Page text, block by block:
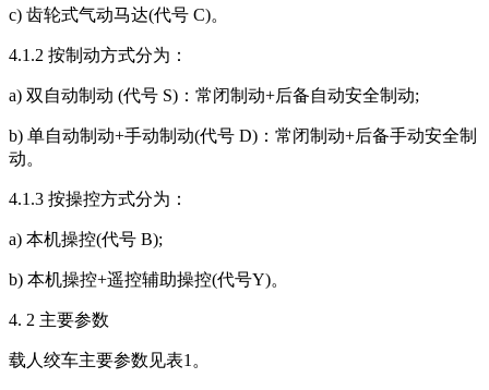
c) 齿轮式气动马达(代号 C)。
4.1.2 按制动方式分为：
a) 双自动制动 (代号 S)：常闭制动+后备自动安全制动;
b) 单自动制动+手动制动(代号 D)：常闭制动+后备手动安全制
动。
4.1.3 按操控方式分为：
a) 本机操控(代号 B);
b) 本机操控+遥控辅助操控(代号Y)。
4. 2 主要参数
载人绞车主要参数见表1。